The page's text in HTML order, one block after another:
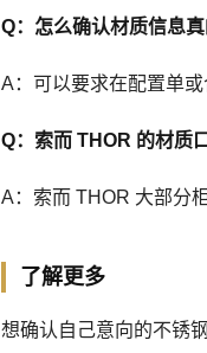
Q：怎么确认材质信息真
A：可以要求在配置单
Q：索而 THOR 的材质
A：索而 THOR 大部分
了解更多
想确认自己意向的不锈